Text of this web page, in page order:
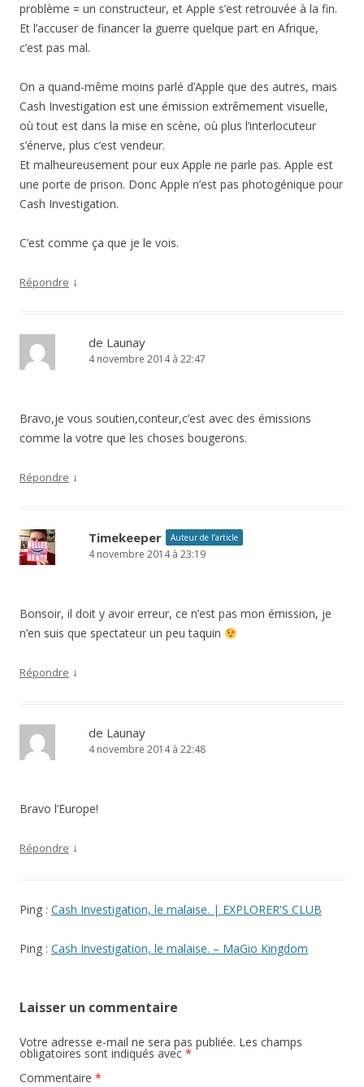
problème = un constructeur, et Apple s’est retrouvée à la fin.
Et l’accuser de financer la guerre quelque part en Afrique,
c’est pas mal.
On a quand-même moins parlé d’Apple que des autres, mais
Cash Investigation est une émission extrêmement visuelle,
où tout est dans la mise en scène, où plus l’interlocuteur
s’énerve, plus c’est vendeur.
Et malheureusement pour eux Apple ne parle pas. Apple est
une porte de prison. Donc Apple n’est pas photogénique pour
Cash Investigation.
C’est comme ça que je le vois.
Répondre ↓
de Launay
4 novembre 2014 à 22:47
Bravo,je vous soutien,conteur,c’est avec des émissions
comme la votre que les choses bougerons.
Répondre ↓
Timekeeper Auteur de l’article
4 novembre 2014 à 23:19
Bonsoir, il doit y avoir erreur, ce n’est pas mon émission, je
n’en suis que spectateur un peu taquin
Répondre ↓
de Launay
4 novembre 2014 à 22:48
Bravo l’Europe!
Répondre ↓
Ping : Cash Investigation, le malaise. | EXPLORER'S CLUB
Ping : Cash Investigation, le malaise. – MaGio Kingdom
Laisser un commentaire
Votre adresse e-mail ne sera pas publiée. Les champs
obligatoires sont indiqués avec *
Commentaire *